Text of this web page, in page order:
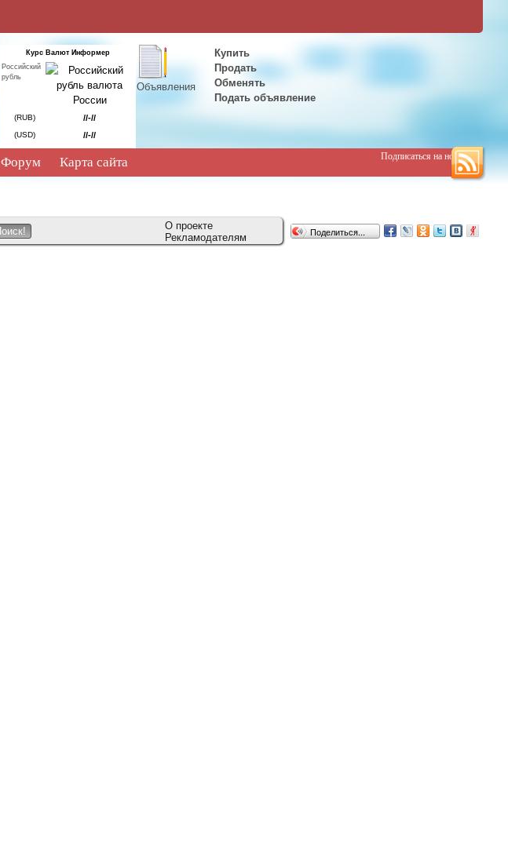
Курс Валют Информер
Российский
рубль
(RUB) //-//
(USD) //-//
Объявления
Купить
Продать
Обменять
Подать объявление
Форум Карта сайта Подписаться на новости
О проекте
Рекламодателям Поделиться...